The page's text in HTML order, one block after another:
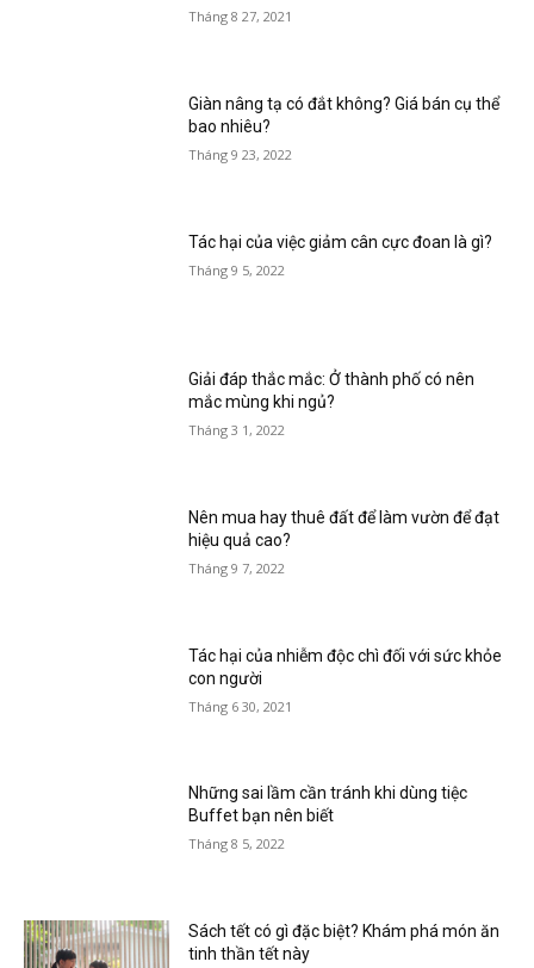
Tháng 8 27, 2021
Giàn nâng tạ có đắt không? Giá bán cụ thể
bao nhiêu?
Tháng 9 23, 2022
Tác hại của việc giảm cân cực đoan là gì?
Tháng 9 5, 2022
Giải đáp thắc mắc: Ở thành phố có nên
mắc mùng khi ngủ?
Tháng 3 1, 2022
Nên mua hay thuê đất để làm vườn để đạt
hiệu quả cao?
Tháng 9 7, 2022
Tác hại của nhiễm độc chì đối với sức khỏe
con người
Tháng 6 30, 2021
Những sai lầm cần tránh khi dùng tiệc
Buffet bạn nên biết
Tháng 8 5, 2022
Sách tết có gì đặc biệt? Khám phá món ăn
tinh thần tết này